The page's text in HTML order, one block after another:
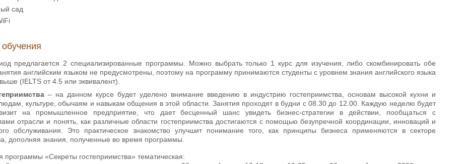
сад
предлагается 2 специализированные программы. Можно выбрать только 1 курс для изучения, либо скомбинировать обе
английским языком не предусмотрены, поэтому на программу принимаются студенты с уровнем знания английского языка
(IELTS от 4.5 или эквивалент).
– на данном курсе будет уделено внимание введению в индустрию гостеприимства, основам высокой кухни и
культуре, обычаям и навыкам общения в этой области. Занятия проходят в будни с 08.30 до 12.00. Каждую неделю будет
на промышленное предприятие, что дает бесценный шанс увидеть бизнес-стратегии в действии, пообщаться с
отрасли и понять, как различные области гостеприимства достигаются с помощью безупречной координации, инноваций и
обслуживания. Это практическое знакомство улучшит понимание того, как принципы бизнеса применяются в секторе
дополняя знания, полученные во время программы.
программы «Секреты гостеприимства» тематическая: